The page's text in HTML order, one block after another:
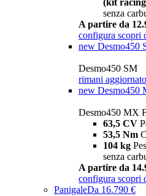
(kit
senza
A partire da
configura scopri
new Desmo450
Desmo450 SM
rimani aggiornato
new Desmo450
Desmo450 MX
63,5 CV
53,5 Nm
104 kg
senza
A partire da
configura scopri
PanigaleDa 16.790 €